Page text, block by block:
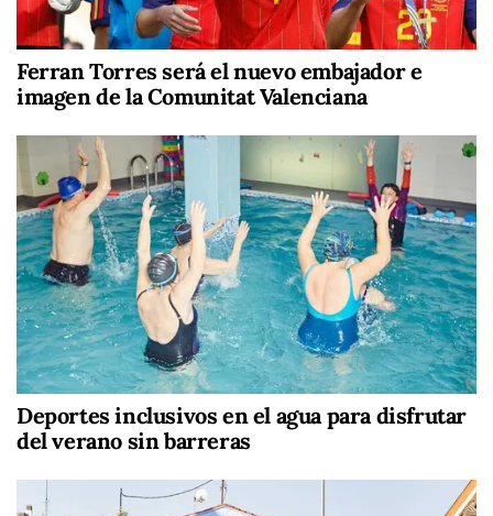
Ferran Torres será el nuevo embajador e
imagen de la Comunitat Valenciana
Deportes inclusivos en el agua para disfrutar
del verano sin barreras